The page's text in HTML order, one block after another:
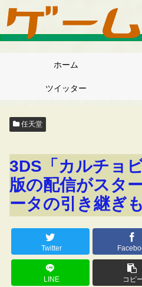
ホーム
ツイッター
任天堂
3DS「カルチョ
版の配信がスタ
ータの引き継ぎ
Twitter
LINE コピ